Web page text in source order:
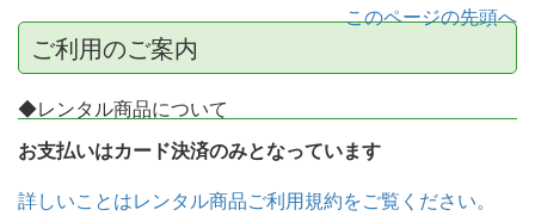
このページの先頭へ
ご利用のご案内
◆レンタル商品について
お支払いはカード決済のみとなっています
詳しいことはレンタル商品ご利用規約をご覧ください。